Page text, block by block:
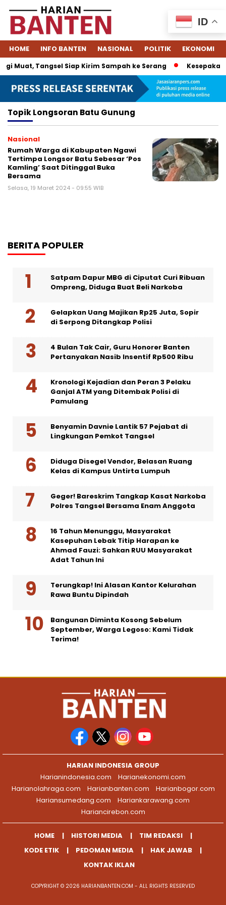
HOME INFO BANTEN NASIONAL POLITIK EKONOMI
Muat, Tangsel Siap Kirim Sampah ke Serang
TopikLongsoran Batu Gunung
Nasional
Rumah Warga di Kabupaten Ngawi
Tertimpa Longsor Batu Sebesar ‘Pos
Kamling’ Saat Ditinggal Buka
Bersama
Selasa, 19 Maret 2024 - 09:55 WIB
BERITA POPULER
Satpam Dapur MBG di Ciputat Curi Ribuan
Ompreng, Diduga Buat Beli Narkoba
Gelapkan Uang Majikan Rp25 Juta, Sopir
di Serpong Ditangkap Polisi
4 Bulan Tak Cair, Guru Honorer Banten
Pertanyakan Nasib Insentif Rp500 Ribu
Kronologi Kejadian dan Peran 3 Pelaku
Ganjal ATM yang Ditembak Polisi di
Pamulang
Benyamin Davnie Lantik 57 Pejabat di
Lingkungan Pemkot Tangsel
Diduga Disegel Vendor, Belasan Ruang
Kelas di Kampus Untirta Lumpuh
Geger! Bareskrim Tangkap Kasat Narkoba
Polres Tangsel Bersama Enam Anggota
16 Tahun Menunggu, Masyarakat
Kasepuhan Lebak Titip Harapan ke
Ahmad Fauzi: Sahkan RUU Masyarakat
Adat Tahun Ini
Terungkap! Ini Alasan Kantor Kelurahan
Rawa Buntu Dipindah
Bangunan Diminta Kosong Sebelum
September, Warga Legoso: Kami Tidak
Terima!
ID
HARIAN INDONESIA GROUP
Harianindonesia.com
Harianekonomi.com
Harianolahraga.com
Harianbanten.com
Harianbogor.com
Hariansumedang.com
Hariankarawang.com
Hariancirebon.com
HOME HISTORI MEDIA
TIM REDAKSI
KODE ETIK
PEDOMAN MEDIA
HAK JAWAB
KONTAK IKLAN
COPYRIGHT © 2026 HARIANBANTEN.COM - ALL RIGHTS RESERVED